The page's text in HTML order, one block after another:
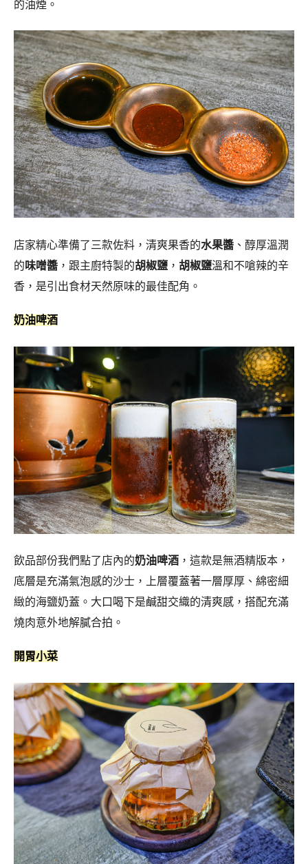
店家精心準備了三款佐料，清爽果香的水果醬、醇厚溫潤
的味噌醬，跟主廚特製的胡椒鹽，胡椒鹽溫和不嗆辣的辛
香，是引出食材天然原味的最佳配角。
奶油啤酒
飲品部份我們點了店內的
，這款是無酒精版本，
底層是充滿氣泡感的沙士，上層覆蓋著一層厚厚、綿密細
緻的海鹽奶蓋。大口喝下是鹹甜交織的清爽感，搭配充滿
燒肉意外地解膩合拍。
開胃小菜